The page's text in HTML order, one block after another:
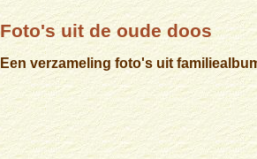
Foto's uit de oude doos
Een verzameling foto's uit